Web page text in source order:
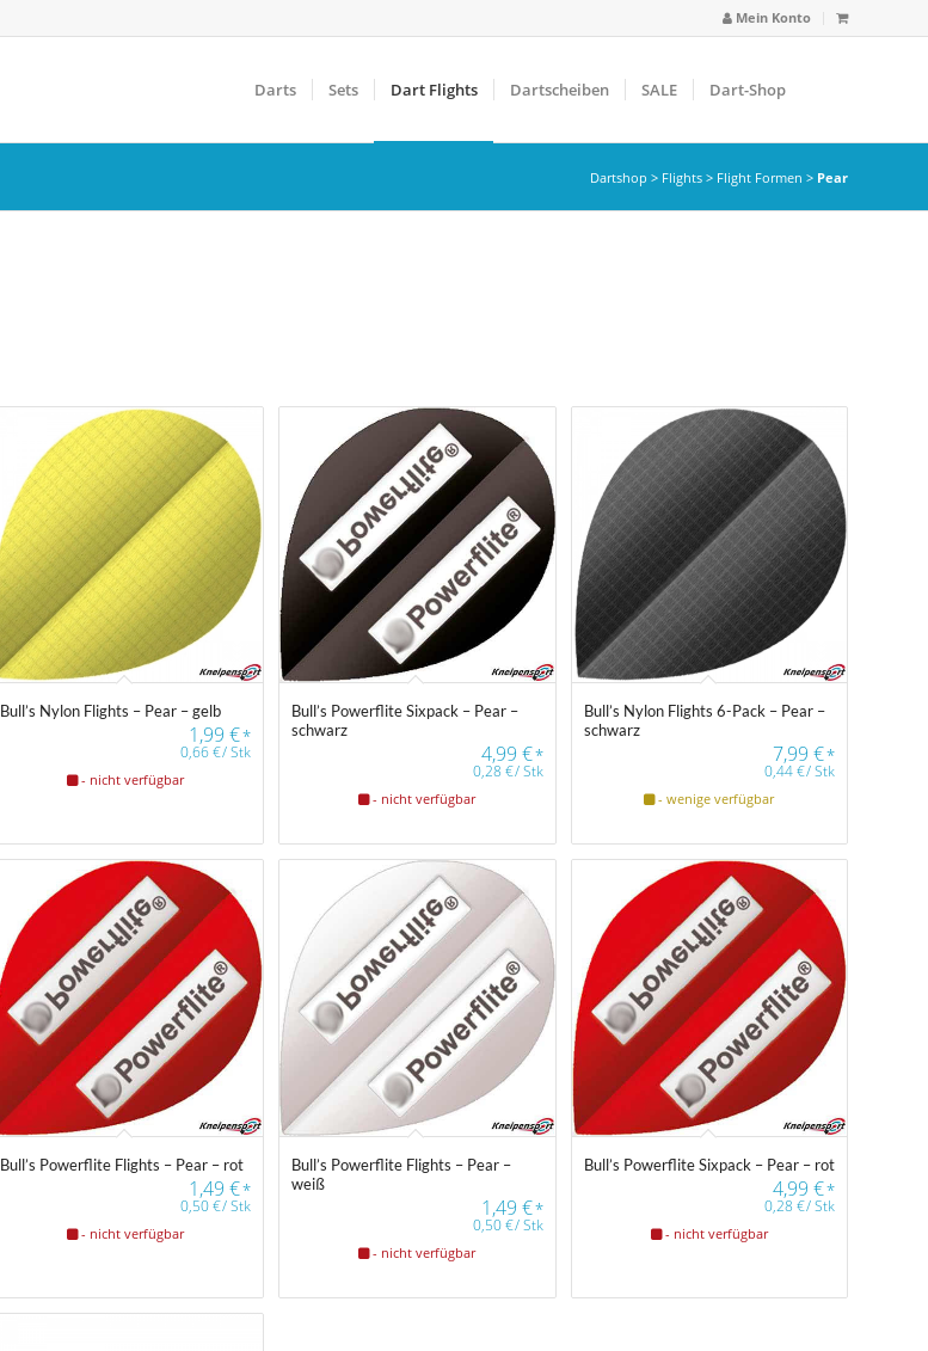
Mein Konto
Darts Sets Dart Flights Dartscheiben SALE Dart-Shop
Dartshop > Flights > Flight Formen > Pear
40 g
Bull’s Nylon Flights – Pear – gelb
1,99€*
0,66€/Stk
- nicht verfügbar
Bull’s Powerflite Sixpack – Pear –
schwarz
4,99 €*
0,28 €/Stk
- nicht verfügbar
Bull’s Nylon Flights 6-Pack – Pear –
schwarz
7,99 €*
0,44€/Stk
- wenige verfügbar
Bull’s Powerflite Flights – Pear – rot
1,49€*
0,50€/Stk
- nicht verfügbar
Bull’s Powerflite Flights – Pear –
weiß
1,49 €*
0,50€/Stk
- nicht verfügbar
Bull’s Powerflite Sixpack – Pear – rot
4,99 €*
0,28 €/Stk
- nicht verfügbar